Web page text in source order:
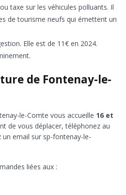
taxe sur les véhicules polluants. Il
de tourisme neufs qui émettent un
Elle est de 11€ en 2024.
de Fontenay-le-
le-Comte vous accueille 16 et
de vous déplacer, téléphonez au
email sur sp-fontenay-le-
liées aux :